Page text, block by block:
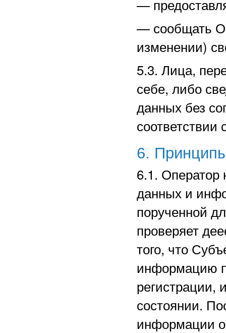
—
— сообщать
изменении)
5.3. Лица,
себе, либо
данных без
соответствии
6.
6.1. Оператор
данных и
порученной
проверяет
того, что
информацию
регистрации,
состоянии.
информации